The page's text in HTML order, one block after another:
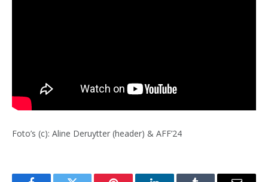
Foto’s (c): Aline Deruytter (header) & AFF’24